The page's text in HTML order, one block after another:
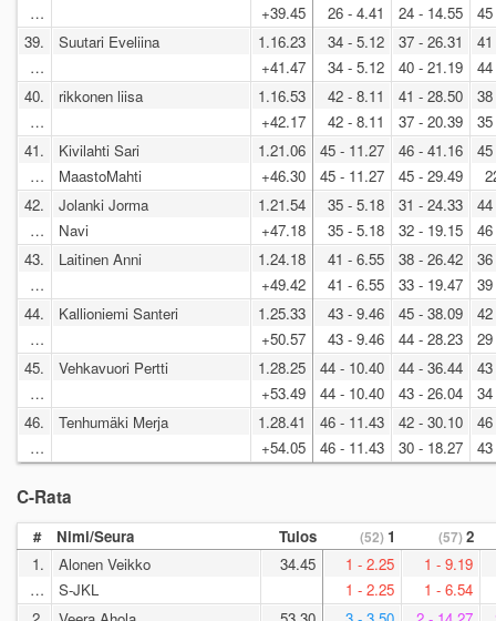
…
+39.45
26 - 4.41
24 - 14.55
39.
…
Suutari Eveliina
1.16.23
+41.47
34 - 5.12
34 - 5.12
37 - 26.31
40 - 21.19
40.
…
rikkonen liisa
1.16.53
+42.17
42 - 8.11
42 - 8.11
41 - 28.50
37 - 20.39
41.
…
Kivilahti Sari
MaastoMahti
1.21.06
+46.30
45 - 11.27
45 - 11.27
46 - 41.16
45 - 29.49
42.
…
Jolanki Jorma
Navi
1.21.54
+47.18
35 - 5.18
35 - 5.18
31 - 24.33
32 - 19.15
43.
…
Laitinen Anni
1.24.18
+49.42
41 - 6.55
41 - 6.55
38 - 26.42
33 - 19.47
44.
…
Kallioniemi Santeri
1.25.33
+50.57
43 - 9.46
43 - 9.46
45 - 38.09
44 - 28.23
45.
…
Vehkavuori Pertti
1.28.25
+53.49
44 - 10.40
44 - 10.40
44 - 36.44
43 - 26.04
46.
…
Tenhumäki Merja
1.28.41
+54.05
46 - 11.43
46 - 11.43
42 - 30.10
30 - 18.27
C-Rata
# Nimi/Seura Tulos (52) 1 (57)2
1.
…
Alonen Veikko
S-JKL
34.45
1 - 2.25
1 - 2.25
1 - 9.19
1 - 6.54